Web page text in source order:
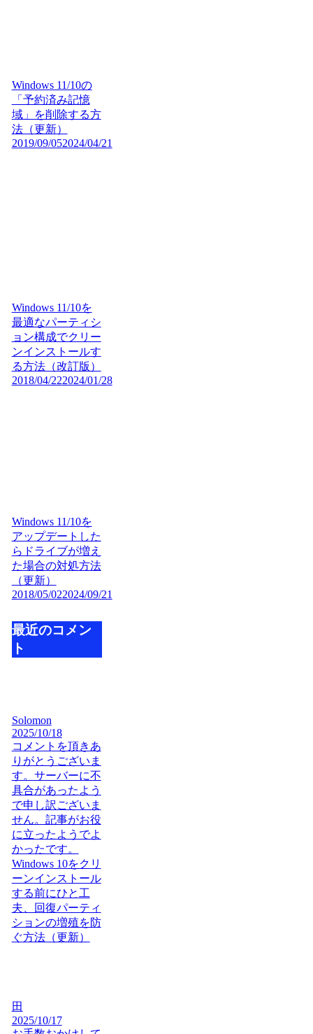
Windows 11/10の
「予約済み記憶
域」を削除する方
法（更新）
2019/09/052024/04/21
Windows 11/10を
最適なパーティシ
ョン構成でクリー
ンインストールす
る方法（改訂版）
2018/04/222024/01/28
Windows 11/10を
アップデートした
らドライブが増え
た場合の対処方法
（更新）
2018/05/022024/09/21
最近のコメン
ト
Solomon
2025/10/18
コメントを頂きあ
りがとうございま
す。サーバーに不
具合があったよう
で申し訳ございま
せん。記事がお役
に立ったようでよ
かったです。
Windows 10をクリ
ーンインストール
する前にひと工
夫、回復パーティ
ションの増殖を防
ぐ方法（更新）
田
2025/10/17